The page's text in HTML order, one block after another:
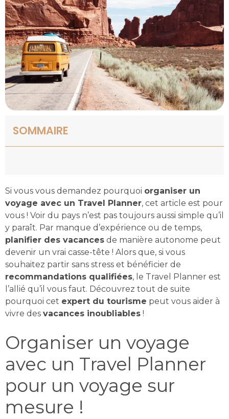
SOMMAIRE
Si vous vous demandez pourquoi organiser un
voyage avec un Travel Planner, cet article est pour
vous ! Voir du pays n’est pas toujours aussi simple qu’il
y paraît. Par manque d’expérience ou de temps,
planifier des vacances de manière autonome peut
devenir un vrai casse-tête ! Alors que, si vous
souhaitez partir sans stress et bénéficier de
recommandations qualifiées, le Travel Planner est
l’allié qu’il vous faut. Découvrez tout de suite
pourquoi cet expert du tourisme peut vous aider à
vivre des vacances inoubliables !
Organiser un voyage
avec un Travel Planner
pour un voyage sur
mesure !